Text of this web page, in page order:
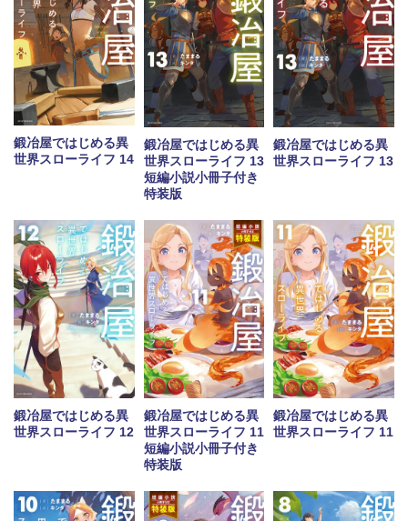
鍛冶屋ではじめる異
世界スローライフ 14
鍛冶屋ではじめる異
世界スローライフ 13
短編小説小冊子付き
特装版
鍛冶屋ではじめる異
世界スローライフ 13
鍛冶屋ではじめる異
世界スローライフ 12
鍛冶屋ではじめる異
世界スローライフ 11
短編小説小冊子付き
特装版
鍛冶屋ではじめる異
世界スローライフ 11